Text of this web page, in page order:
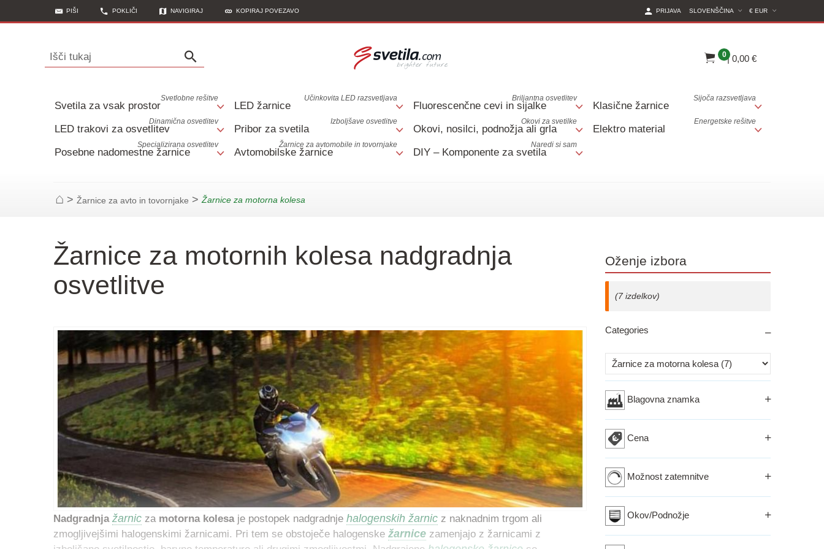
PIŠI POKLIČI NAVIGIRAJ KOPIRAJ POVEZAVO € EUR (CURRENT
SLOVENŠČINA
PRIJAVA
Išči tukaj 0| 0,00 €
Svetila za vsak prostor
Svetlobne rešitve
LED žarnice
Učinkovita LED razsvetljava
Fluorescenčne cevi in sijalke
Briljantna osvetlitev
Klasične žarnice
Sijoča razsvetljava
LED trakovi za osvetlitev
Dinamična osvetlitev
Pribor za svetila
Izboljšave osvetlitve
Okovi, nosilci, podnožja ali grla
Okovi za svetilke
Elektro material
Energetske rešitve
Posebne nadomestne žarnice
Specializirana osvetlitev
Avtomobilske žarnice
Žarnice za avtomobile in tovornjake
DIY – Komponente za svetila
Naredi si sam
Začetna stran
> Žarnice za avto in tovornjake > Žarnice za motorna kolesa
Žarnice za motornih kolesa nadgradnja
osvetlitve
Nadgradnja žarnic za motorna kolesaje postopek nadgradnje halogenskih žarnic z naknadnim trgom ali
zmogljivejšimi halogenskimi žarnicami. Pri tem se obstoječe halogenske žarnice zamenjajo z žarnicami z
Oženje izbora
(7 izdelkov)
Categories
Izberi kriterij
Blagovna znamka
Cena
Možnost zatemnitve
Okov/Podnožje